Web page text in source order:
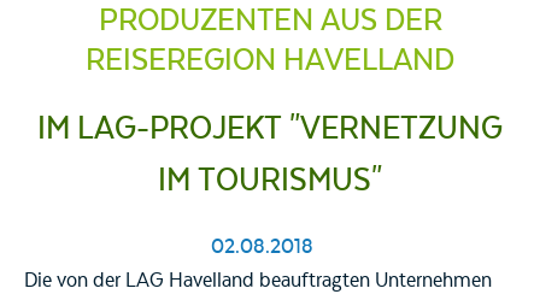
DABEI SEIN
Veranstaltungen
NACHLESEN
Dokumente
FRAGEN
PRODUZENTEN AUS DER
REISEREGION HAVELLAND
IM LAG-PROJEKT "VERNETZUNG
IM TOURISMUS"
02.08.2018
Die von der LAG Havelland beauftragten Unternehmen